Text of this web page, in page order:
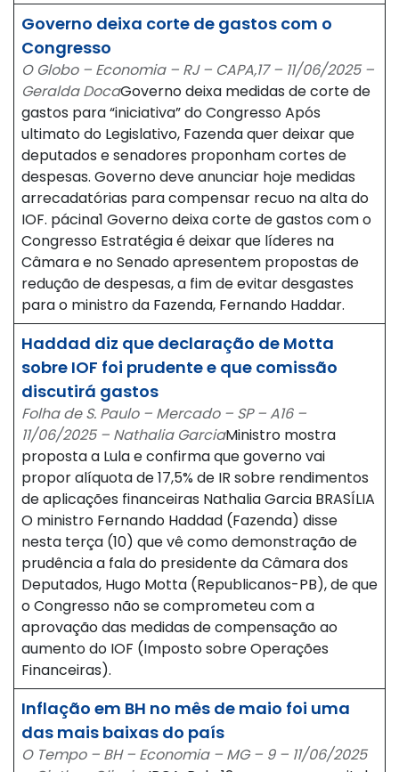
Governo deixa corte de gastos com o
Congresso
O Globo – Economia – RJ – CAPA,17 – 11/06/2025 –
Geralda DocaGoverno deixa medidas de corte de
gastos para “iniciativa” do Congresso Após
ultimato do Legislativo, Fazenda quer deixar que
deputados e senadores proponham cortes de
despesas. Governo deve anunciar hoje medidas
arrecadatórias para compensar recuo na alta do
IOF. pácina1 Governo deixa corte de gastos com o
Congresso Estratégia é deixar que líderes na
Câmara e no Senado apresentem propostas de
redução de despesas, a fim de evitar desgastes
para o ministro da Fazenda, Fernando Haddar.
Haddad diz que declaração de Motta
sobre IOF foi prudente e que comissão
discutirá gastos
Folha de S. Paulo – Mercado – SP – A16 –
11/06/2025 – Nathalia GarciaMinistro mostra
proposta a Lula e confirma que governo vai
propor alíquota de 17,5% de IR sobre rendimentos
de aplicações financeiras Nathalia Garcia BRASÍLIA
O ministro Fernando Haddad (Fazenda) disse
nesta terça (10) que vê como demonstração de
prudência a fala do presidente da Câmara dos
Deputados, Hugo Motta (Republicanos-PB), de que
o Congresso não se comprometeu com a
aprovação das medidas de compensação ao
aumento do IOF (Imposto sobre Operações
Financeiras).
Inflação em BH no mês de maio foi uma
das mais baixas do país
O Tempo – BH – Economia – MG – 9 – 11/06/2025